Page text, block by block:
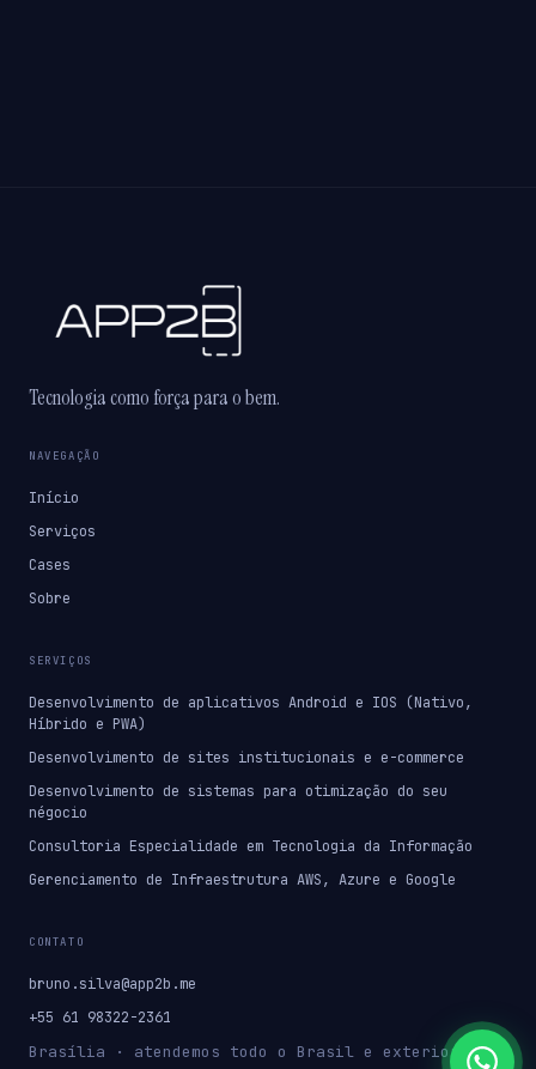
Tecnologia como força para o bem.
NAVEGAÇÃO
Início
Serviços
Cases
Sobre
SERVIÇOS
Desenvolvimento de aplicativos Android e IOS (Nativo,
Híbrido e PWA)
Desenvolvimento de sites institucionais e e-commerce
Desenvolvimento de sistemas para otimização do seu
négocio
Consultoria Especialidade em Tecnologia da Informação
Gerenciamento de Infraestrutura AWS, Azure e Google
CONTATO
bruno.silva@app2b.me
+55 61 98322-2361
Brasília · atendemos todo o Brasil e exterior